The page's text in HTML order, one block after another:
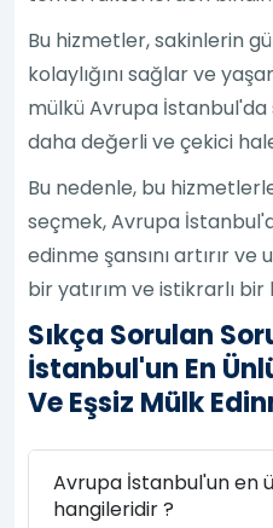
Bu hizmetler, sakinlerin
kolaylığını sağlar ve
mülkü Avrupa İstanbul'da
daha değerli ve çekici
Bu nedenle, bu
seçmek, Avrupa
edinme şansını artırır
bir yatırım ve istikrarlı
Sıkça Sorulan
İstanbul'un En
Ve Eşsiz Mülk
Avrupa İstanbul'un en
hangileridir ?